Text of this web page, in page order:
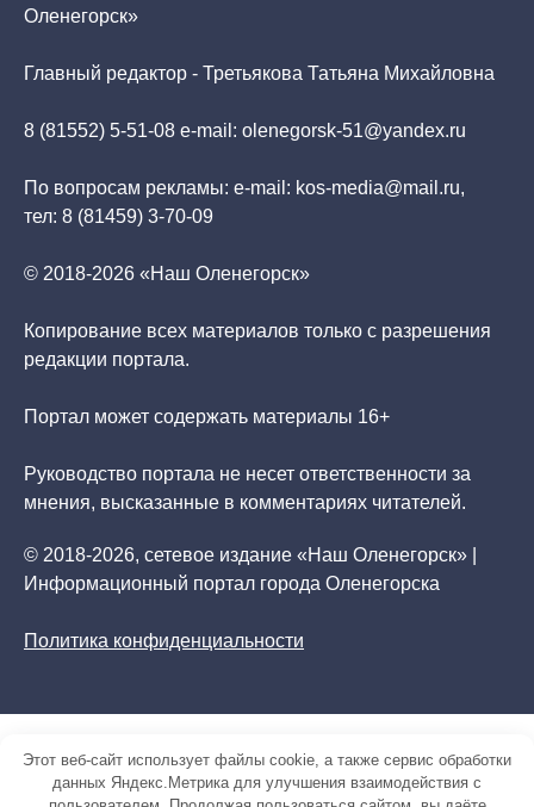
Оленегорск»
Главный редактор - Третьякова Татьяна Михайловна
8 (81552) 5-51-08 e-mail: olenegorsk-51@yandex.ru
По вопросам рекламы: e-mail: kos-media@mail.ru,
тел: 8 (81459) 3-70-09
© 2018-2026 «Наш Оленегорск»
Копирование всех материалов только с разрешения
редакции портала.
Портал может содержать материалы 16+
Руководство портала не несет ответственности за
мнения, высказанные в комментариях читателей.
© 2018-2026, сетевое издание «Наш Оленегорск» |
Информационный портал города Оленегорска
Политика конфиденциальности
Этот веб-сайт использует файлы cookie, а также сервис обработки
данных Яндекс.Метрика для улучшения взаимодействия с